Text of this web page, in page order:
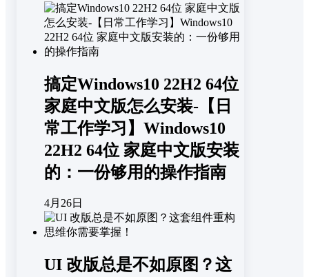
搞定Windows10 22H2 64位
家庭中文版怎么安装-【日
常工作学习】Windows10
22H2 64位 家庭中文版安装
的：一份够用的操作指南
4月26日
UI 改版总是不如原图？这